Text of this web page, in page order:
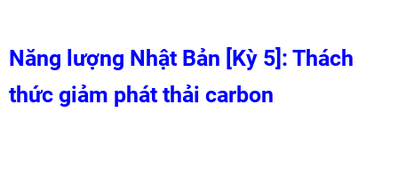
Năng lượng Nhật Bản [Kỳ 5]: Thách
thức giảm phát thải carbon